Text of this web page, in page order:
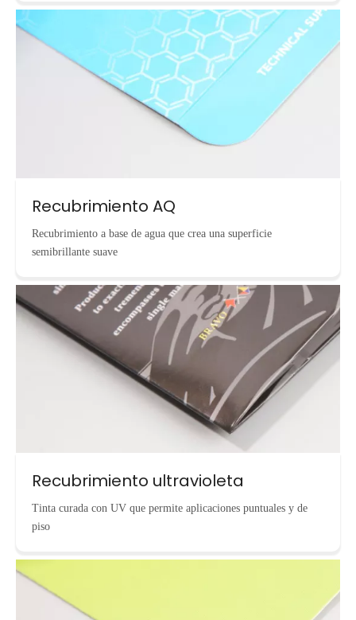
Recubrimiento AQ
Recubrimiento a base de agua que crea una superficie
semibrillante suave
Recubrimiento ultravioleta
Tinta curada con UV que permite aplicaciones puntuales y de
piso